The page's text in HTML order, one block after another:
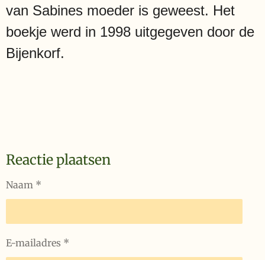
van Sabines moeder is geweest. Het
boekje werd in 1998 uitgegeven door de
Bijenkorf.
Reactie plaatsen
Naam *
E-mailadres *